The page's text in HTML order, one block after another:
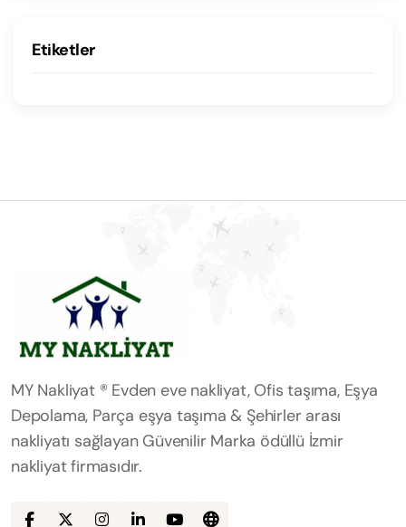
Etiketler
MY Nakliyat ® Evden eve nakliyat, Ofis taşıma, Eşya
Depolama, Parça eşya taşıma & Şehirler arası
nakliyatı sağlayan Güvenilir Marka ödüllü İzmir
nakliyat firmasıdır.